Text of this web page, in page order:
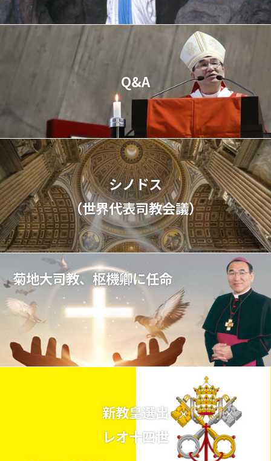
Q&A
シノドス
（世界代表司教会議）
菊地大司教、枢機卿に任命
新教皇選出
レオ十四世